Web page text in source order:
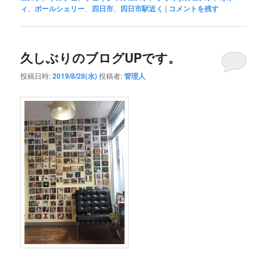
ィ
ポールシェリー 四日市 四日市駅近く | コメントを残す
久しぶりのブログUPです。
投稿日時:2019/8/28(水)投稿者:管理人